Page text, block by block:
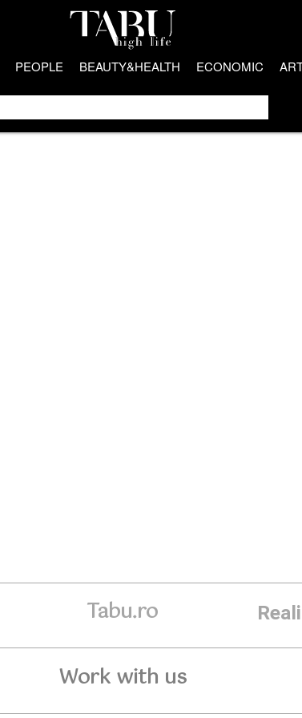
PEOPLE BEAUTY&HEALTH ECONOMIC
Tabu.ro
Work with us